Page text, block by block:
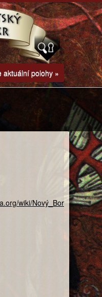
aktuální polohy »
wiki/Nový_Bor